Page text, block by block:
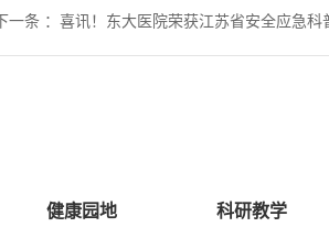
下一条 ：喜讯！东大医院荣获江苏省安全应急
健康园地 科研教学